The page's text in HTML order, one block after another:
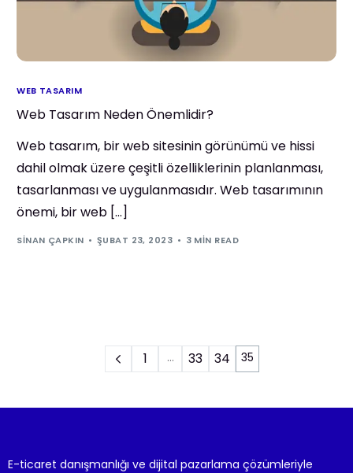
WEB TASARIM
Web Tasarım Neden Önemlidir?
Web tasarım, bir web sitesinin görünümü ve hissi
dahil olmak üzere çeşitli özelliklerinin planlanması,
tasarlanması ve uygulanmasıdır. Web tasarımının
önemi, bir web […]
SINAN ÇAPKIN ŞUBAT 23, 2023 3 MIN READ
1 … 33 34 35
E-ticaret danışmanlığı ve dijital pazarlama çözümleriyle